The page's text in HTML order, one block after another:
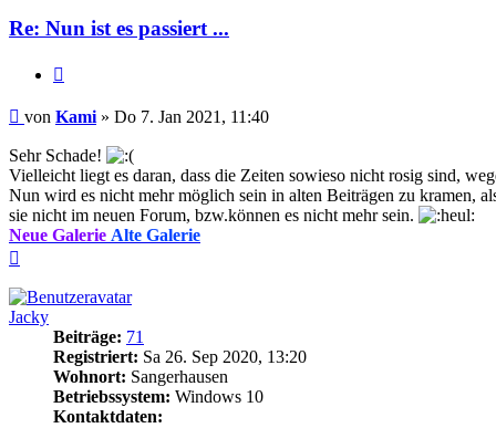
Re: Nun ist es passiert ...
Beitrag
von Kami » Do 7. Jan 2021, 11:40
Sehr Schade!
Vielleicht liegt es daran, dass die Zeiten sowieso nicht rosig sind,
Nun wird es nicht mehr möglich sein in alten Beiträgen zu kramen,
sie nicht im neuen Forum, bzw.können es nicht mehr sein.
Neue Galerie Alte Galerie
Jacky
Beiträge: 71
Registriert: Sa 26. Sep 2020, 13:20
Wohnort: Sangerhausen
Betriebssystem: Windows 10
Kontaktdaten: